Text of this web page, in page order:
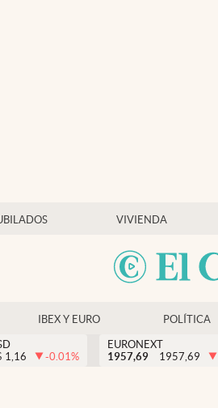
VIVIENDA
IBEX Y EURO POLÍTICA
1,16 -0.01%
EURONEXT
1957,69
1957,69